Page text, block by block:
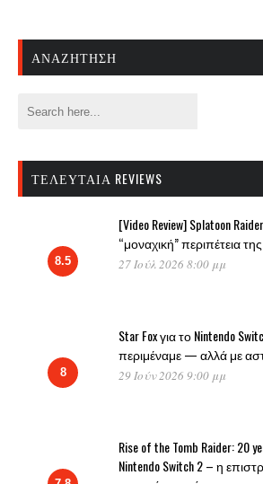
ΑΝΑΖΉΤΗΣΗ
ΤΕΛΕΥΤΑΊΑ REVIEWS
8.5
[Video Review] Splatoon
“μοναχική” περιπέτεια
27 Ιούλ 2026 8:00 μμ
8
Star Fox για το Nintendo
περιμέναμε — αλλά με
29 Ιούν 2026 9:00 μμ
Rise of the Tomb Raider: 20
Nintendo Switch 2 – η